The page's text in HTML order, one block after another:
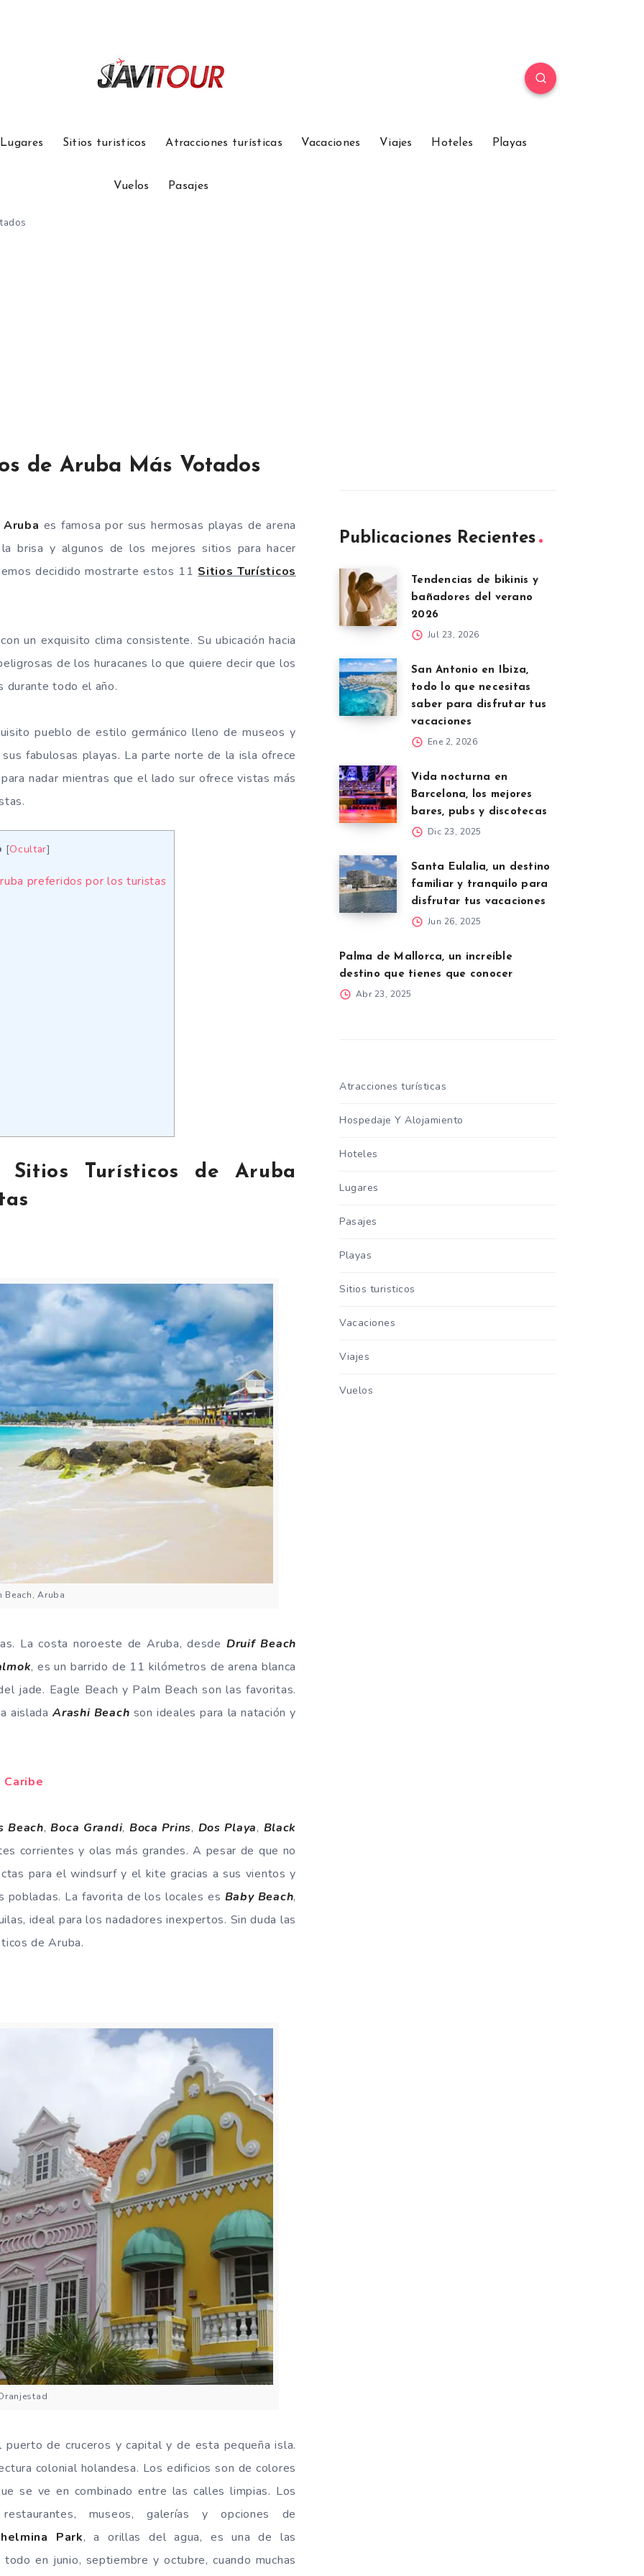
Lugares Sitios turisticos Atracciones turísticas Vacaciones Viajes Hoteles Playas
Vuelos Pasajes
de Aruba Más Votados
es famosa por sus hermosas playas de arena
brisa y algunos de los mejores sitios para hacer
decidido mostrarte estos 11 Sitios Turísticos
un exquisito clima consistente. Su ubicación hacia
de los huracanes lo que quiere decir que los
durante todo el año.
pueblo de estilo germánico lleno de museos y
fabulosas playas. La parte norte de la isla ofrece
nadar mientras que el lado sur ofrece vistas más
[Ocultar]
preferidos por los turistas
Turísticos de Aruba
Beach, Aruba
La costa noroeste de Aruba, desde Druif Beach
, es un barrido de 11 kilómetros de arena blanca
jade. Eagle Beach y Palm Beach son las favoritas.
aisladaArashi Beach son ideales para la natación y
Beach,Boca Grandi, Boca Prins, Dos Playa, Black
corrientes y olas más grandes. A pesar de que no
para el windsurf y el kite gracias a sus vientos y
pobladas. La favorita de los locales es Baby Beach,
ideal para los nadadores inexpertos. Sin duda las
de Aruba.
de cruceros y capital y de esta pequeña isla.
colonial holandesa. Los edificios son de colores
se ve en combinado entre las calles limpias. Los
museos, galerías y opciones de
Park, a orillas del agua, es una de las
en junio, septiembre y octubre, cuando muchas
Publicaciones Recientes
Tendencias de bikinis y
bañadores del verano
2026
Jul 23, 2026
San Antonio en Ibiza,
todo lo que necesitas
saber para disfrutar tus
vacaciones
Ene 2, 2026
Vida nocturna en
Barcelona, los mejores
bares, pubs y discotecas
Dic 23, 2025
Santa Eulalia, un destino
familiar y tranquilo para
disfrutar tus vacaciones
Jun 26, 2025
Palma de Mallorca, un increíble
destino que tienes que conocer
Abr 23, 2025
Atracciones turísticas
Hospedaje Y Alojamiento
Hoteles
Lugares
Pasajes
Playas
Sitios turisticos
Vacaciones
Viajes
Vuelos